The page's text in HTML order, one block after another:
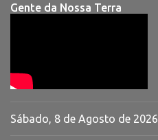
Gente da Nossa Terra
Sábado, 8 de Agosto de 2026